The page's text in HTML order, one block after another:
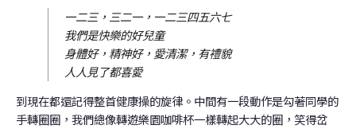
一二三，三二一，一二三四五六七
我們是快樂的好兒童
身體好，精神好，愛清潔，有禮貌
人人見了都喜愛
到現在都還記得整首健康操的旋律。中間有一段動作是勾著同學的
手轉圈圈，我們總像轉遊樂園咖啡杯一樣轉起大大的圈，笑得岔